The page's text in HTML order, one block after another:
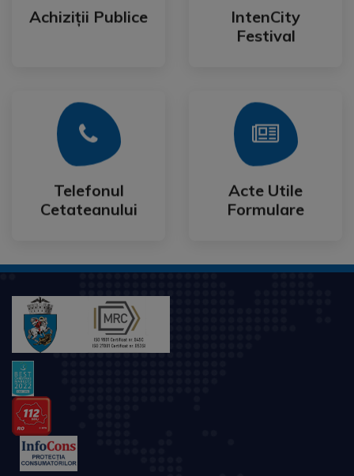
Achiziții Publice
Achiziții Publice
IntenCity
Festival
IntenCity
Festival
Telefonul
Cetateanului
Telefonul
Cetateanului
Mai Mult
Acte Utile
Formulare
Acte Utile
Formulare
Mai Mult